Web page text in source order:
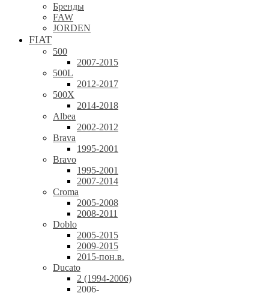
Бренды
FAW
JORDEN
FIAT
500
2007-2015
500L
2012-2017
500X
2014-2018
Albea
2002-2012
Brava
1995-2001
Bravo
1995-2001
2007-2014
Croma
2005-2008
2008-2011
Doblo
2005-2015
2009-2015
2015-пон.в.
Ducato
2 (1994-2006)
2006-